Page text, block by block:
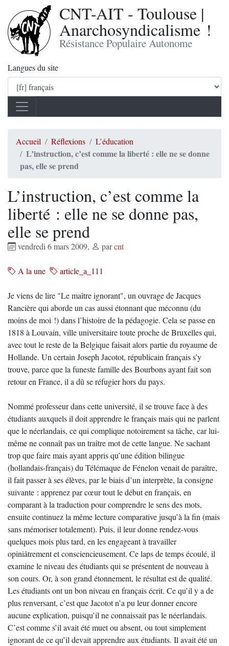
CNT-AIT - Toulouse |
Anarchosyndicalisme !
Résistance Populaire Autonome
Langues du site
Accueil Réflexions L’éducation
L’instruction, c’est comme la liberté : elle ne se donne
pas, elle se prend
L’instruction, c’est comme la
liberté : elle ne se donne pas,
elle se prend
vendredi 6 mars 2009, parcnt
A la une article_a_111
Je viens de lire "Le maître ignorant", un ouvrage de Jacques
Rancière qui aborde un cas aussi étonnant que méconnu (du
moins de moi !) dans l’histoire de la pédagogie. Cela se passe en
1818 à Louvain, ville universitaire toute proche de Bruxelles qui,
avec tout le reste de la Belgique faisait alors partie du royaume de
Hollande. Un certain Joseph Jacotot, républicain français s’y
trouve, parce que la funeste famille des Bourbons ayant fait son
retour en France, il a dû se réfugier hors du pays.
Nommé professeur dans cette université, il se trouve face à des
étudiants auxquels il doit apprendre le français mais qui ne parlent
que le néerlandais, ce qui complique notoirement sa tâche, car lui-
même ne connaît pas un traître mot de cette langue. Ne sachant
trop que faire mais ayant appris qu’une édition bilingue
(hollandais-français) du Télémaque de Fénelon venait de paraître,
il fait passer à ses élèves, par le biais d’un interprète, la consigne
suivante : apprenez par cœur tout le début en français, en
comparant à la traduction pour comprendre le sens des mots,
ensuite continuez la même lecture comparative jusqu’à la fin (mais
sans mémoriser totalement). Puis, il leur donne rendez-vous
quelques mois plus tard, en les engageant à travailler
opiniâtrement et consciencieusement. Ce laps de temps écoulé, il
examine le niveau des étudiants qui se présentent de nouveau à
son cours. Or, à son grand étonnement, le résultat est de qualité.
Les étudiants ont un bon niveau en français écrit. Ce qu’il y a de
plus renversant, c’est que Jacotot n’a pu leur donner encore
aucune explication, puisqu’il ne connaissait pas le néerlandais.
C’est comme s’il avait été muet ou absent, ou tout simplement
ignorant de ce qu’il devait apprendre aux étudiants. Il avait été un